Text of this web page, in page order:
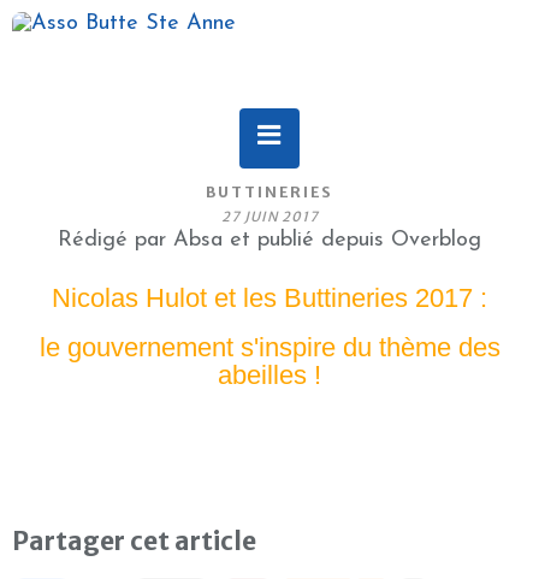
BUTTINERIES
27 JUIN 2017
Rédigé par Absa et publié depuis Overblog
Nicolas Hulot et les Buttineries 2017 :
le gouvernement s'inspire du thème des
abeilles !
Partager cet article